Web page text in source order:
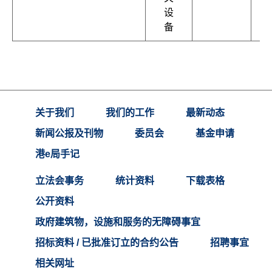
设
备
关于我们 我们的工作
最新动态
新闻公报及刊物
委员会
基金申请
港e局手记
立法会事务 统计资料
下载表格
公开资料
政府建筑物，设施和服务的无障碍事宜
招标资料 / 已批准订立的合约公告
招聘事宜
相关网址